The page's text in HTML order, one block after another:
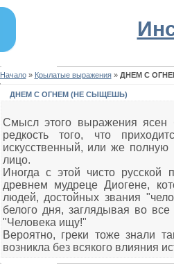
Начало» Крылатые выражения» ДНЕМ С
ДНЕМ С ОГНЕМ (НЕ СЫЩЕШЬ)
Смысл этого выражения ясен
редкость того, что
искусственный, или же
лицо.
Иногда с этой чисто русской
древнем мудреце Диогене,
людей, достойных звания
белого дня, заглядывая во
"Человека ищу!"
Вероятно, греки тоже знали
возникла без всякого влияния